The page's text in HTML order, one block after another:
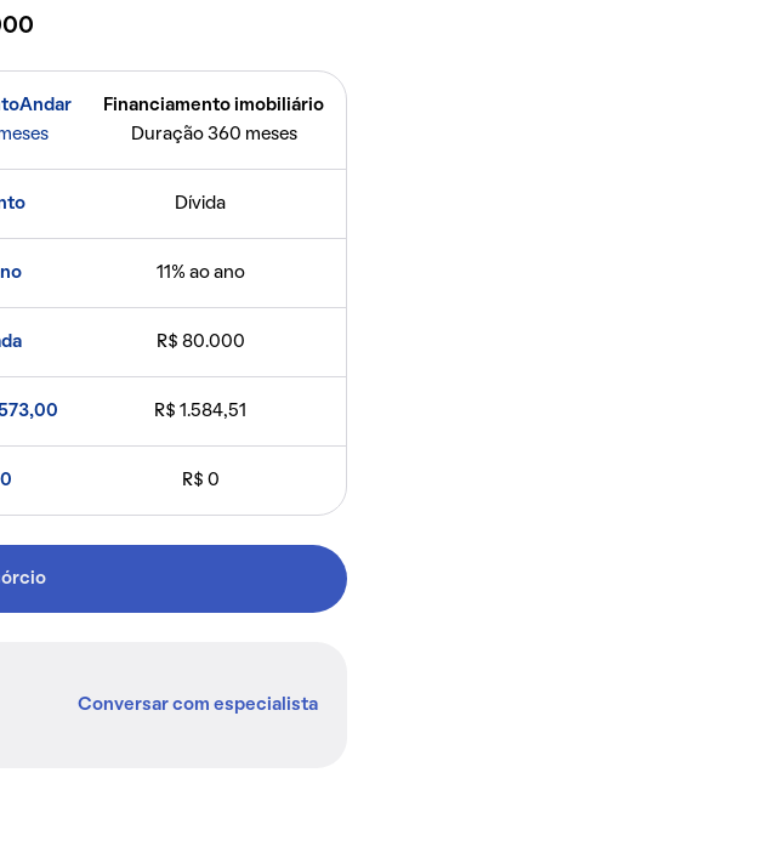
Financiamento imobiliário
Duração 360 meses
Dívida
11% ao ano
R$ 80.000
R$ 1.584,51
R$ 0
Conversar com especialista